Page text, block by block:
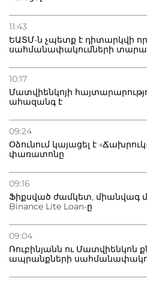
11:43
ԵԱՏՄ-ն չպետք է դիտարկվի
սահմանափակումների
10:17
Մատվիենկոյի
ահազանգ է
09:24
Օձունում կայացել է
փառատոնը
09:16
Ֆիքսված ժամկետ, միանվագ
Binance Lite Loan-ը
09:04
Ռուբինյանն ու Մատվիենկոն
ապրանքների